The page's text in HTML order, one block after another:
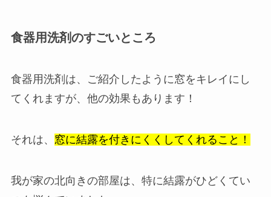
食器用洗剤のすごいところ
食器用洗剤は、ご紹介したように窓をキレイにし
てくれますが、他の効果もあります！
それは、 窓に結露を付きにくくしてくれること！
我が家の北向きの部屋は、特に結露がひどくてい